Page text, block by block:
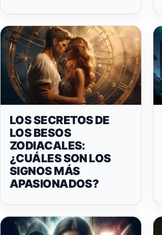
LOS SECRETOS DE
LOS BESOS
ZODIACALES:
¿CUÁLES SON LOS
SIGNOS MÁS
APASIONADOS?